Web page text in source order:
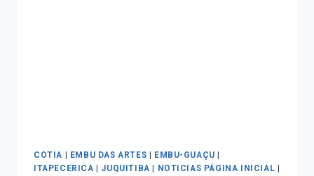
COTIA EMBU DAS ARTES EMBU-GUAÇU
ITAPECERICA
JUQUITIBA NOTICIAS PÁGINA INICIAL